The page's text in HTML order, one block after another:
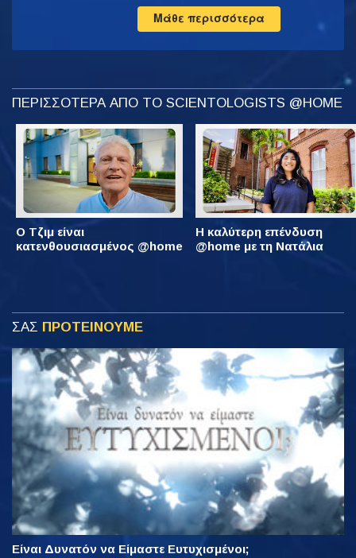
Μάθε περισσότερα
ΠΕΡΙΣΣΟΤΕΡΑ ΑΠΟ ΤΟ SCIENTOLOGISTS @HOME
Ο Τζιμ είναι
κατενθουσιασμένος @home
Η καλύτερη επένδυση
@home με τη Νατάλια
ΣΑΣ ΠΡΟΤΕΙΝΟΥΜΕ
Είναι Δυνατόν να Είμαστε Ευτυχισμένοι;